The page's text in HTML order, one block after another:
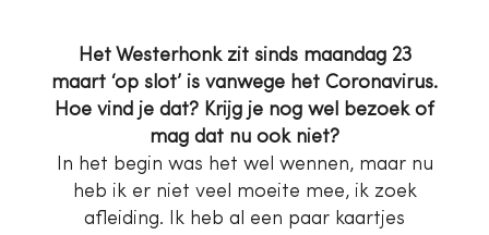
Het Westerhonk zit sinds maandag 23
maart ‘op slot’ is vanwege het Coronavirus.
Hoe vind je dat? Krijg je nog wel bezoek of
mag dat nu ook niet?
In het begin was het wel wennen, maar nu
heb ik er niet veel moeite mee, ik zoek
afleiding. Ik heb al een paar kaartjes